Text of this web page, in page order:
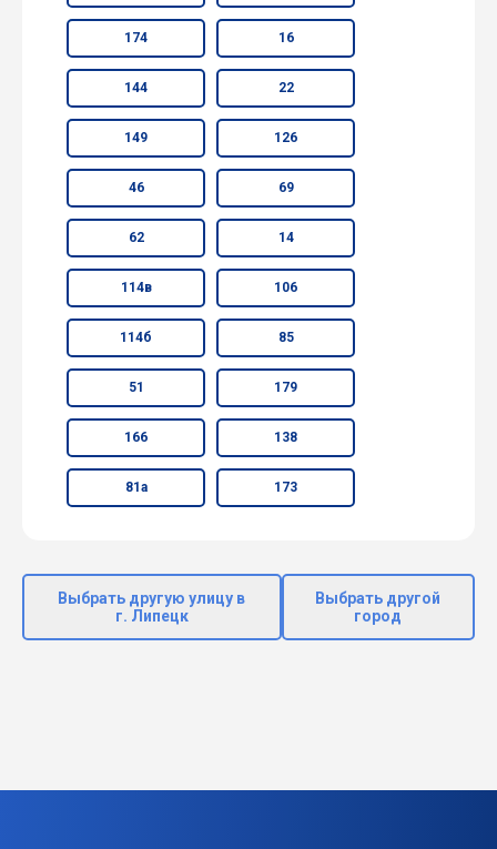
174 16
144 22
149 126
46 69
62 14
114в 106
114б 85
51 179
166 138
81а 173
Выбрать другую улицу в
г. Липецк
Выбрать другой
город